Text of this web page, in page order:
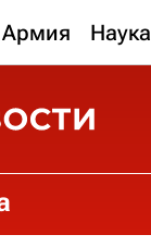
Армия Наука